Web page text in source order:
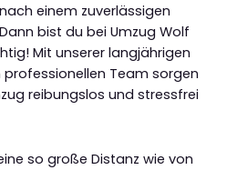
einem zuverlässigen
bist du bei Umzug Wolf
Mit unserer langjährigen
Team sorgen
reibungslos und stressfrei
so große Distanz wie von